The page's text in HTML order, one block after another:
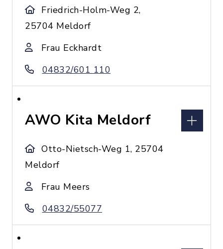
Friedrich-Holm-Weg 2,
25704 Meldorf
Frau Eckhardt
04832/601 110
AWO Kita Meldorf
Otto-Nietsch-Weg 1, 25704
Meldorf
Frau Meers
04832/55077